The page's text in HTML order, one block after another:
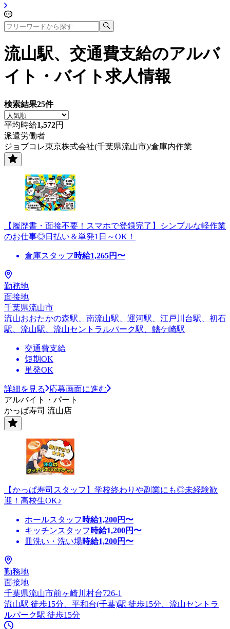
流山駅、交通費支給のアルバ
イト・バイト求人情報
検索結果25件
平均時給1,572円
派遣労働者
ジョブコレ東京株式会社(千葉県流山市)/倉庫内作業
【履歴書・面接不要！スマホで登録完了】シンプルな軽作業
のお仕事◎日払い＆単発1日～OK！
倉庫スタッフ 時給1,265円〜
勤務地
面接地
千葉県流山市
流山おおたかの森駅、南流山駅、運河駅、江戸川台駅、初石
駅、流山駅、流山セントラルパーク駅、鰭ケ崎駅
交通費支給
短期OK
単発OK
詳細を見る
応募画面に進む
アルバイト・パート
かっぱ寿司 流山店
【かっぱ寿司スタッフ】学校終わりや副業にも◎未経験歓
迎！高校生OK♪
ホールスタッフ 時給1,200円〜
キッチンスタッフ 時給1,200円〜
皿洗い・洗い場時給1,200円〜
勤務地
面接地
千葉県流山市前ヶ崎川村台726-1
流山駅 徒歩15分、平和台(千葉)駅 徒歩15分、流山セントラ
ルパーク駅 徒歩15分